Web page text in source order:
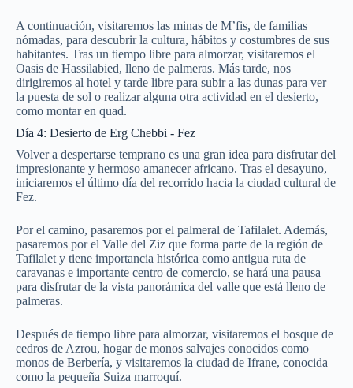
A continuación, visitaremos las minas de M’fis, de familias
nómadas, para descubrir la cultura, hábitos y costumbres de sus
habitantes. Tras un tiempo libre para almorzar, visitaremos el
Oasis de Hassilabied, lleno de palmeras. Más tarde, nos
dirigiremos al hotel y tarde libre para subir a las dunas para ver
la puesta de sol o realizar alguna otra actividad en el desierto,
como montar en quad.
Día 4: Desierto de Erg Chebbi - Fez
Volver a despertarse temprano es una gran idea para disfrutar del
impresionante y hermoso amanecer africano. Tras el desayuno,
iniciaremos el último día del recorrido hacia la ciudad cultural de
Fez.
Por el camino, pasaremos por el palmeral de Tafilalet. Además,
pasaremos por el Valle del Ziz que forma parte de la región de
Tafilalet y tiene importancia histórica como antigua ruta de
caravanas e importante centro de comercio, se hará una pausa
para disfrutar de la vista panorámica del valle que está lleno de
palmeras.
Después de tiempo libre para almorzar, visitaremos el bosque de
cedros de Azrou, hogar de monos salvajes conocidos como
monos de Berbería, y visitaremos la ciudad de Ifrane, conocida
como la pequeña Suiza marroquí.